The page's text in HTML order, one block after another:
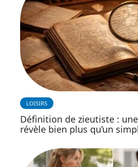
LOISIRS
Définition de zieutiste :
révèle bien plus qu’un